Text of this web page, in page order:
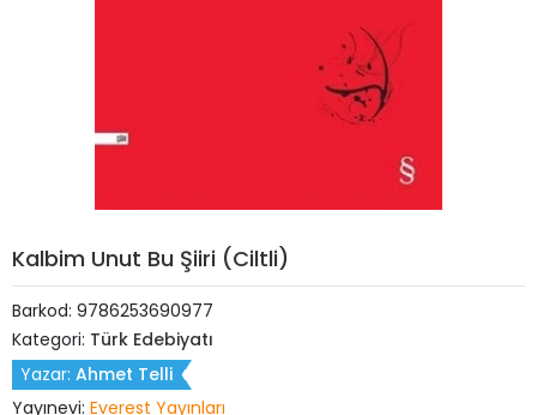
Kalbim Unut Bu Şiiri (Ciltli)
Barkod: 9786253690977
Kategori: Türk Edebiyatı
Yazar: Ahmet Telli
Yayınevi: Everest Yayınları